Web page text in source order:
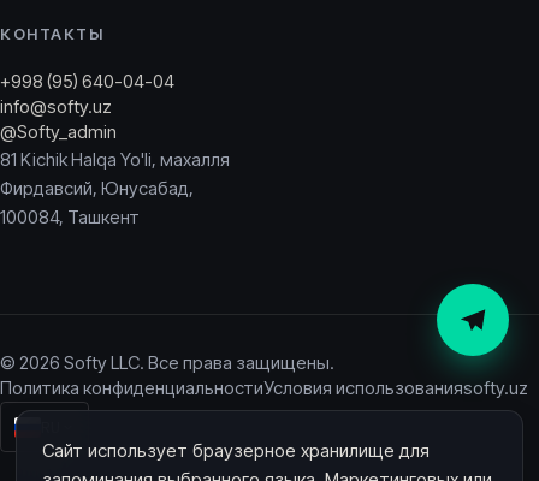
КОНТАКТЫ
+998 (95) 640-04-04
info@softy.uz
@Softy_admin
81 Kichik Halqa Yo'li, махалля
Фирдавсий, Юнусабад,
100084, Ташкент
© 2026 Softy LLC. Все права защищены.
Политика конфиденциальностиУсловия использованияsofty.uz
Сайт использует браузерное хранилище для